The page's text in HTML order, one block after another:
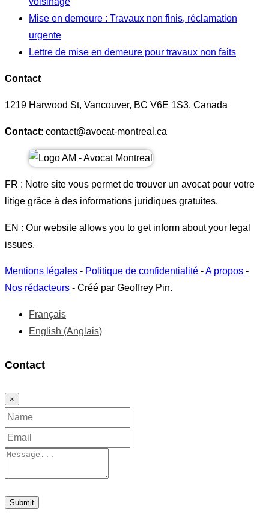
Mise en demeure : Travaux non finis, réclamation
urgente
Lettre de mise en demeure pour travaux non faits
Contact
1219 Harwood St, Vancouver, BC V6E 1S3, Canada
Contact: contact@avocat-montreal.ca
FR : Notre site vous permet de trouver un avocat pour votre
litige grâce à des informations juridiques gratuites.
EN : Our website allows you to get inform about your legal
issues.
Mentions légales - Politique de confidentialité -A propos -
Nos rédacteurs - Créé par Geoffrey Pin.
Français
English (Anglais)
Contact
×
Submit